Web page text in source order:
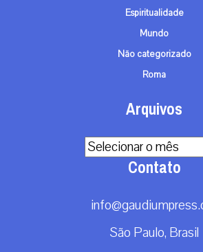
Espiritualidade
Mundo
Não categorizado
Roma
Arquivos
Arquivos
Contato
São Paulo, Brasil